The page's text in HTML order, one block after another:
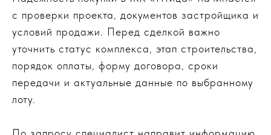
с проверки проекта, документов застройщика и
условий продажи. Перед сделкой важно
уточнить статус комплекса, этап строительства,
порядок оплаты, форму договора, сроки
передачи и актуальные данные по выбранному
лоту.